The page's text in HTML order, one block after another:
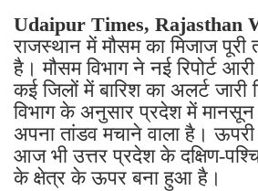
Udaipur Times, Rajasthan
राजस्थान में मौसम का मिजाज पूरी
है। मौसम विभाग ने नई रिपोर्ट
कई जिलों में बारिश का अलर्ट जारी
विभाग के अनुसार प्रदेश में
अपना तांडव मचाने वाला है।
आज भी उत्तर प्रदेश के दक्षिण-
के क्षेत्र के ऊपर बना हुआ है।